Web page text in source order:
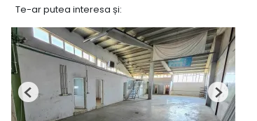
Te-ar putea interesa și:
Previous Next